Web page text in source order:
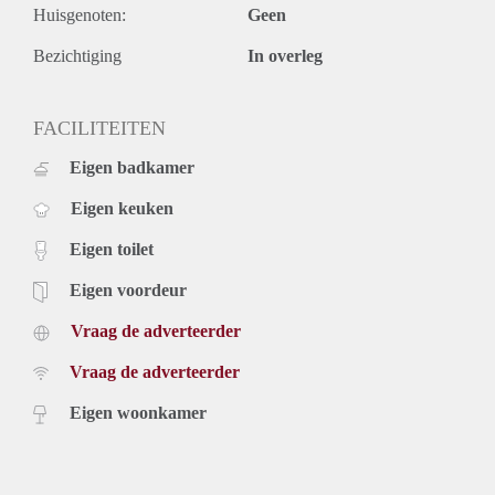
Huisgenoten: Geen
Bezichtiging In overleg
FACILITEITEN
Eigen badkamer
Eigen keuken
Eigen toilet
Eigen voordeur
Vraag de adverteerder
Vraag de adverteerder
Eigen woonkamer